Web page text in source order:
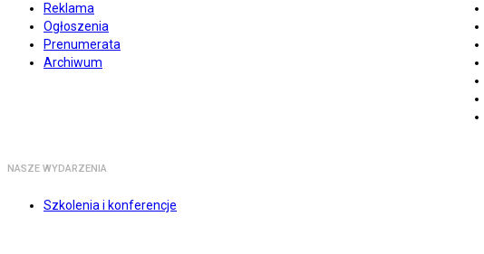
Reklama
Ogłoszenia
Prenumerata
Archiwum
NASZE WYDARZENIA
Szkolenia i konferencje